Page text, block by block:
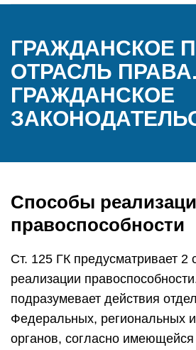
ГРАЖДАНСКОЕ
ОТРАСЛЬ ПРАВА.
ГРАЖДАНСКОЕ
Способы
правоспособности
Ст. 125 ГК предусматривает 2
реализации
подразумевает действия
Федеральных, региональных
органов, согласно имеющейся